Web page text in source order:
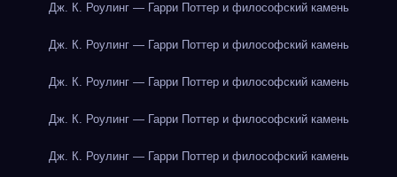
Дж. К. Роулинг — Гарри Поттер и философский камень
Дж. К. Роулинг — Гарри Поттер и философский камень
Дж. К. Роулинг — Гарри Поттер и философский камень
Дж. К. Роулинг — Гарри Поттер и философский камень
Дж. К. Роулинг — Гарри Поттер и философский камень